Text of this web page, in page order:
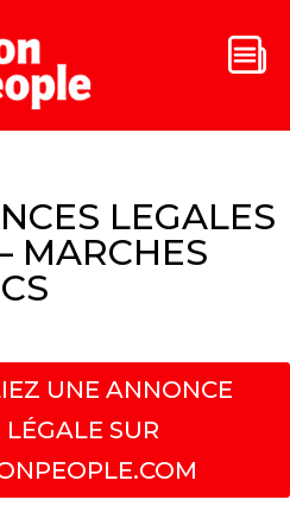
LEGALES
MARCHES
UNE ANNONCE
LÉGALE SUR